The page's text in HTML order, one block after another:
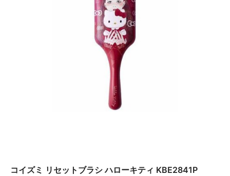
コイズミ リセットブラシ ハローキティ KBE2841P